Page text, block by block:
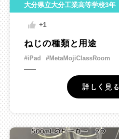
大分県立大分工業高等学校3年
+1
ねじの種類と用途
#iPad #MetaMojiClassRoom
詳しく見る